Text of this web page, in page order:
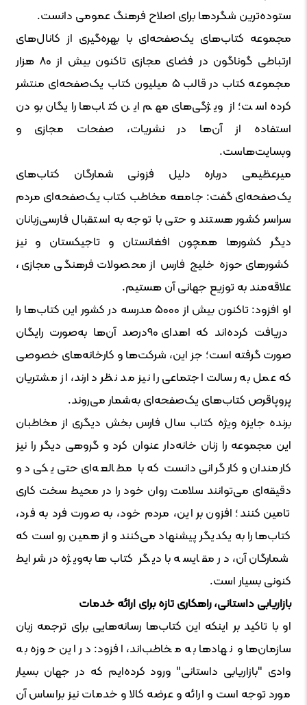
ستوده‌ترین شگردها برای اصلاح فرهنگ عمومی‌ دانست.
مجموعه کتاب‌های یک‌صفحه‌ای با بهره‌گیری از کانال‌های
ارتباطی گوناگون در فضای مجازی تاکنون بیش از ۸۰ هزار
مجموعه کتاب در قالب ۵ میلیون کتاب یک‌صفحه‌ای منتشر
کرده است؛ از ویژگی‌های مهم این کتاب‌ها رایگان بودن
استفاده از آن‌ها در نشریات، صفحات مجازی و
وبسایت‌هاست.
میرعظیمی درباره دلیل فزونی شمارگان کتاب‌های
یک‌صفحه‌ای گفت: جامعه مخاطب کتاب یک‌صفحه‌ای مردم
سراسر کشور هستند و حتی با توجه به استقبال فارسی‌زبانان
دیگر کشورها همچون افغانستان و تاجیکستان و نیز
کشورهای حوزه خلیج فارس از محصولات فرهنگی مجازی،
علاقه‌مند به توزیع جهانی آن هستیم.
او افزود: تاکنون بیش از ۵۰۰۰ مدرسه در کشور این کتاب‌ها را
دریافت کرده‌اند که اهدای ۹۰درصد آن‌ها به‌صورت رایگان
صورت گرفته است؛ جز این، شرکت‌ها و کارخانه‌های خصوصی
که عمل به رسالت اجتماعی را نیز مد نظر دارند، از مشتریان
پروپاقرص کتاب‌های یک‌صفحه‌ای به‌شمار می‌روند.
برنده جایزه ویژه کتاب سال فارس بخش دیگری از مخاطبان
این مجموعه را زنان خانه‌دار عنوان کرد و گروهی دیگر را نیز
کارمندان و کارگرانی دانست که با مطالعه‌ای حتی یکی دو
دقیقه‌ای می‌توانند سلامت روان خود را در محیط سخت کاری
تامین کنند؛ افزون بر این، مردم خود، به صورت فرد به فرد،
کتاب‌ها را به یکدیگر پیشنهاد می‌کنند و از همین رو است که
شمارگان آن، در مقایسه با دیگر کتاب‌ها به‌ویژه در شرایط
کنونی بسیار است.
بازاریابی داستانی، راهکاری تازه برای ارائه خدمات
او با تاکید بر اینکه این کتاب‌ها رسانه‌هایی برای ترجمه زبان
سازمان‌ها و نهادها به مخاطب‌اند، افزود: در این حوزه به
وادی "بازاریابی داستانی" ورود کرده‌ایم که در جهان بسیار
مورد توجه است و ارائه و عرضه کالا و خدمات نیز براساس آن